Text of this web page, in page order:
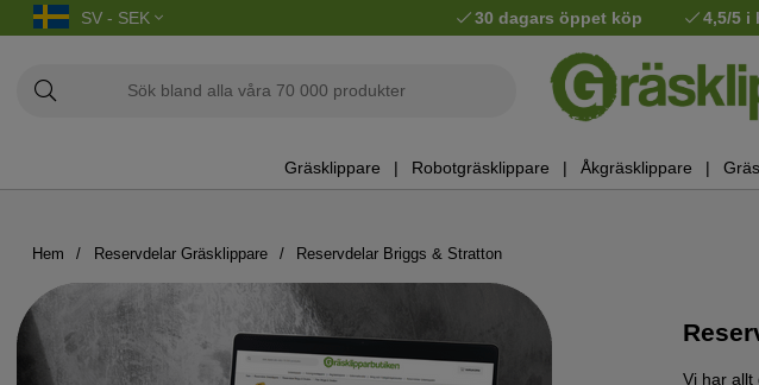
SV - SEK 30 dagars öppet köp 4,5/5 i
Gräsklippare Robotgräsklippare Åkgräsklippare
Hem Reservdelar Gräsklippare Reservdelar Briggs & Stratton
Vi har allt